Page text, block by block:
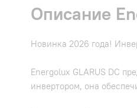
Описание
Новинка 2026 года!
Energolux GLARUS DC
инвертором, она